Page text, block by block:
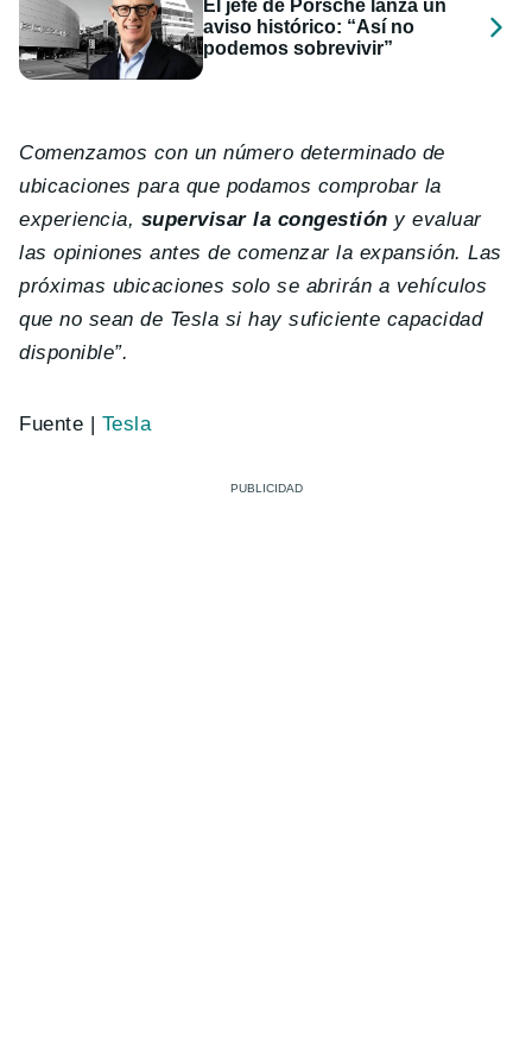
El jefe de Porsche lanza un
aviso histórico: “Así no
podemos sobrevivir”
Comenzamos con un número determinado de
ubicaciones para que podamos comprobar la
experiencia, supervisar la congestión y evaluar
las opiniones antes de comenzar la expansión. Las
próximas ubicaciones solo se abrirán a vehículos
que no sean de Tesla si hay suficiente capacidad
disponible”.
Fuente | Tesla